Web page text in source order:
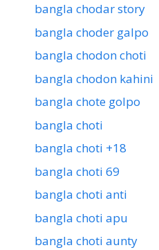
bangla chodar story
bangla choder galpo
bangla chodon choti
bangla chodon kahini
bangla chote golpo
bangla choti
bangla choti +18
bangla choti 69
bangla choti anti
bangla choti apu
bangla choti aunty